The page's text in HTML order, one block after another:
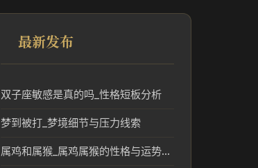
最新发布
双子座敏感是真的吗_性格短板分析
梦到被打_梦境细节与压力线索
属鸡和属猴_属鸡属猴的性格与运势民俗解读